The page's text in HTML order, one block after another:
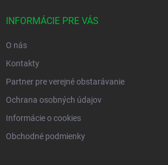
INFORMÁCIE PRE VÁS
O nás
Kontakty
Partner pre verejné obstarávanie
Ochrana osobných údajov
Informácie o cookies
Obchodné podmienky